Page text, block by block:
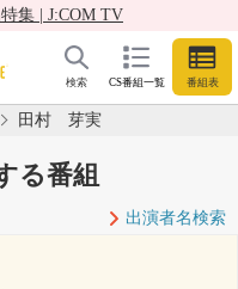
集 | J:COM TV
CS番組一覧 番組表
検索
田村 芽実
る番組
出演者名検索